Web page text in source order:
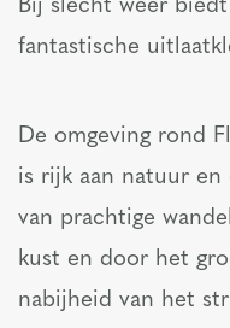
Bij slecht weer
fantastische
De omgeving rond
is rijk aan natuur
van prachtige
kust en door het
nabijheid van het